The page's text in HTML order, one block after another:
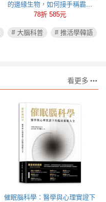
的邊緣生物，如何接手稱霸地
球？
78折 585元
# 大腦科普
# 推活學韓語
看更多
催眠腦科學：醫學與心理實證下